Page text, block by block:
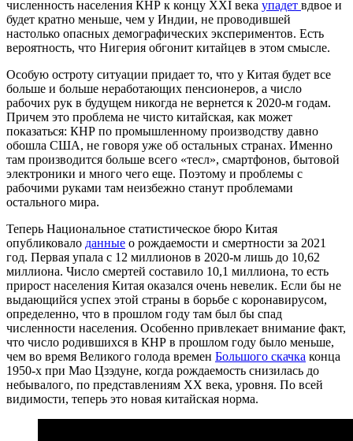
численность населения КНР к концу XXI века упадет вдвое и
будет кратно меньше, чем у Индии, не проводившей
настолько опасных демографических экспериментов. Есть
вероятность, что Нигерия обгонит китайцев в этом смысле.
Особую остроту ситуации придает то, что у Китая будет все
больше и больше неработающих пенсионеров, а число
рабочих рук в будущем никогда не вернется к 2020-м годам.
Причем это проблема не чисто китайская, как может
показаться: КНР по промышленному производству давно
обошла США, не говоря уже об остальных странах. Именно
там производится больше всего «тесл», смартфонов, бытовой
электроники и много чего еще. Поэтому и проблемы с
рабочими руками там неизбежно станут проблемами
остального мира.
Теперь Национальное статистическое бюро Китая
опубликовало данные о рождаемости и смертности за 2021
год. Первая упала с 12 миллионов в 2020-м лишь до 10,62
миллиона. Число смертей составило 10,1 миллиона, то есть
прирост населения Китая оказался очень невелик. Если бы не
выдающийся успех этой страны в борьбе с коронавирусом,
определенно, что в прошлом году там был бы спад
численности населения. Особенно привлекает внимание факт,
что число родившихся в КНР в прошлом году было меньше,
чем во время Великого голода времен Большого скачка конца
1950-х при Мао Цзэдуне, когда рождаемость снизилась до
небывалого, по представлениям XX века, уровня. По всей
видимости, теперь это новая китайская норма.